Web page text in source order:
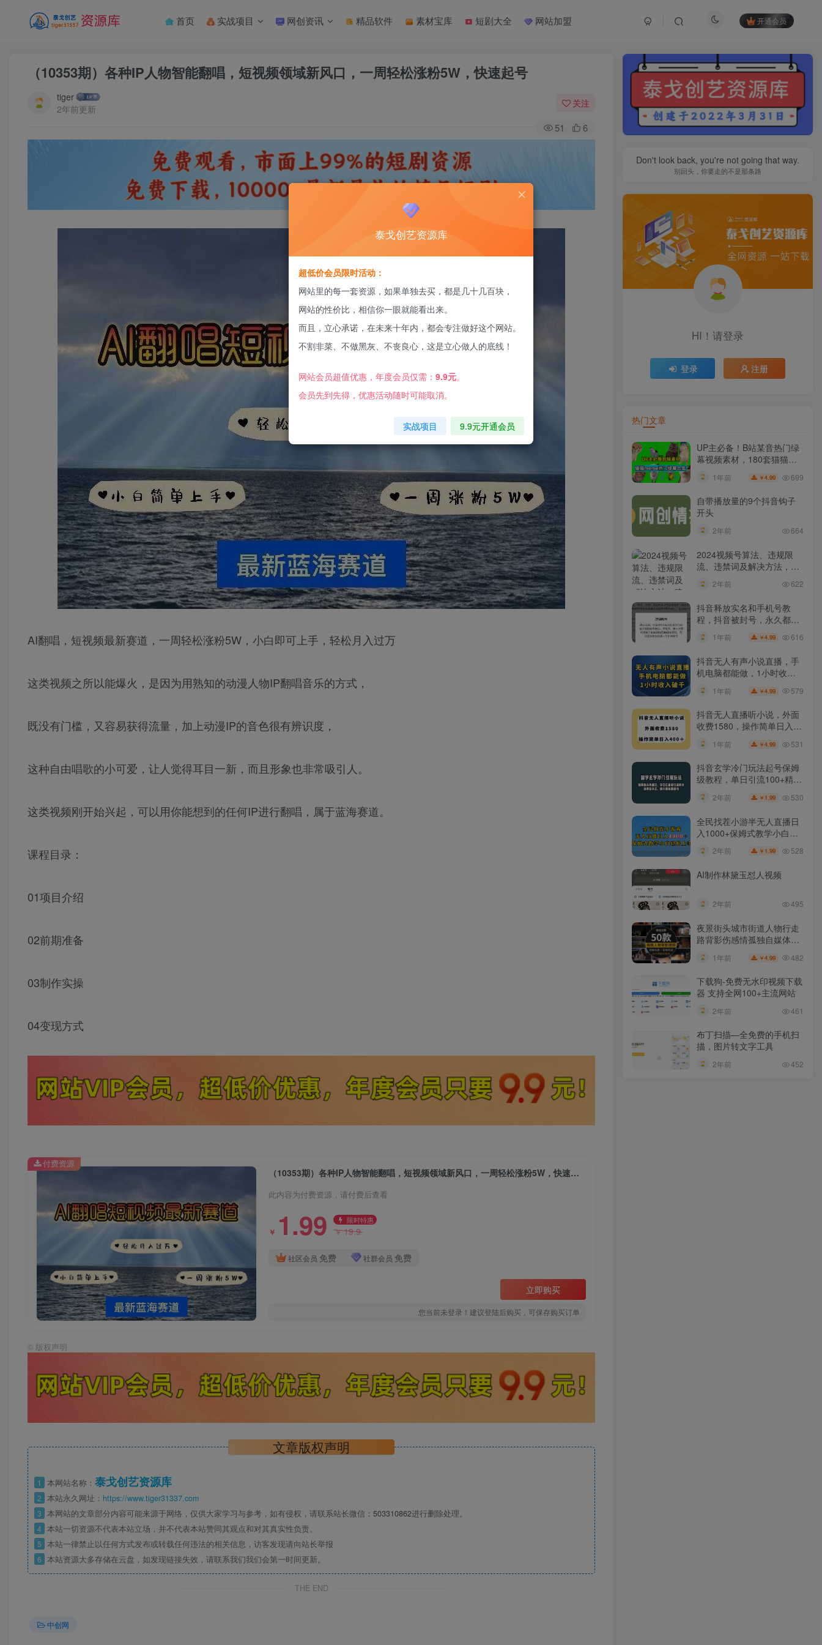
首页 实战项目 网创资讯 精品软件 素材宝库 短剧大全 网站加盟 开通会员
（10353期）各种IP人物智能翻唱，短视频领域新风口，一周轻松涨粉5W，快速起号
tiger
2年前更新
关注
51 6
AI翻唱，短视频最新赛道，一周轻松涨粉5W，小白即可上手，轻松月入过万
这类视频之所以能爆火，是因为用熟知的动漫人物IP翻唱音乐的方式，
既没有门槛，又容易获得流量，加上动漫IP的音色很有辨识度，
这种自由唱歌的小可爱，让人觉得耳目一新，而且形象也非常吸引人。
这类视频刚开始兴起，可以用你能想到的任何IP进行翻唱，属于蓝海赛道。
课程目录：
01项目介绍
02前期准备
03制作实操
04变现方式
（10353期）各种IP人物智能翻唱，短视频领域新风口，一周轻松涨粉5W，快速起号
此内容为付费资源，请付费后查看
￥ 1.99 限时特惠
￥19.9
社区会员 免费 社群会员 免费
立即购买
您当前未登录！建议登陆后购买，可保存购买订单
付费资源
© 版权声明
文章版权声明
1 本网站名称： 泰戈创艺资源库
2 本站永久网址： https://www.tiger31337.com
3 本网站的文章部分内容可能来源于网络，仅供大家学习与参考，如有侵权，请联系站长微信： 503310862进行删除处理。
4 本站一切资源不代表本站立场，并不代表本站赞同其观点和对其真实性负责。
5 本站一律禁止以任何方式发布或转载任何违法的相关信息，访客发现请向站长举报
6 本站资源大多存储在云盘，如发现链接失效，请联系我们我们会第一时间更新。
THE END
中创网
Don't look back, you're not going that way.
别回头，你要走的不是那条路
HI！请登录
登录 注册
热门文章
UP主必备！B站某音热门绿
幕视频素材，180套猫猫
meme动态绿幕合集包，含
背景图BGM，含使用教程
1年前 ￥4.99 699
自带播放量的9个抖音钩子
开头
2年前 664
2024视频号算法、违规限
流、违禁词及解决方法，建
2年前 622
抖音释放实名和手机号教
程，抖音被封号，永久都可
1年前 ￥4.99 616
抖音无人有声小说直播，手
机电脑都能做，1小时收入
1年前 ￥4.99 579
抖音无人直播听小说，外面
收费1580，操作简单日入
400+【揭秘】
1年前 ￥4.99 531
抖音玄学冷门玩法起号保姆
级教程，单日引流100+精准
玄学粉
2年前 ￥ 1.99 530
全民找茬小游半无人直播日
入1000+保姆式教学小白轻
2年前 ￥ 1.99 528
AI制作林黛玉怼人视频
2年前 495
夜景街头城市街道人物行走
路背影伤感情孤独自媒体抖
1年前 ￥4.99 482
下载狗-免费无水印视频下载
器 支持全网100+主流网站​
2年前 461
布丁扫描—全免费的手机扫
描，图片转文字工具
2年前 452
泰戈创艺资源库
超低价会员限时活动：
网站里的每一套资源，如果单独去买，都是几十几百块，
网站的性价比，相信你一眼就能看出来。
而且，立心承诺，在未来十年内，都会专注做好这个网站。
不割非菜、不做黑灰、不丧良心，这是立心做人的底线！
网站会员超值优惠，年度会员仅需： 9.9元。
会员先到先得，优惠活动随时可能取消。
实战项目 9.9元开通会员